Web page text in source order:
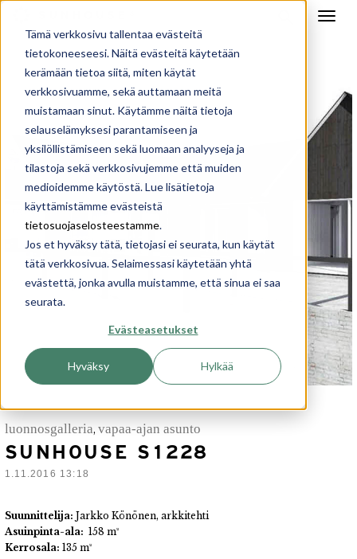
Tämä verkkosivu tallentaa evästeitä
tietokoneeseesi. Näitä evästeitä käytetään
kerämään tietoa siitä, miten käytät
verkkosivuamme, sekä auttamaan meitä
muistamaan sinut. Käytämme näitä tietoja
selauselämyksesi parantamiseen ja
yksilöllistämiseen sekä luomaan analyyseja ja
tilastoja sekä verkkosivujemme että muiden
medioidemme käytöstä. Lue lisätietoja
käyttämistämme evästeistä
tietosuojaselosteestamme.
Jos et hyväksy tätä, tietojasi ei seurata, kun käytät
tätä verkkosivua. Selaimessasi käytetään yhtä
evästettä, jonka avulla muistamme, että sinua ei saa
seurata.
Evästeasetukset
Hyväksy Hylkää
luonnosgalleria, vapaa-ajan asunto
SUNHOUSE S1228
1.11.2016 13:18
Suunnittelija: Jarkko Könönen, arkkitehti
Asuinpinta-ala: 158 m²
Kerrosala: 135 m²